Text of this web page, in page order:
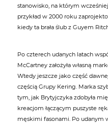
stanowisko, na którym
przykład w 2000 roku
kiedy ta brała ślub z Guyem
Po czterech udanych latach
McCartney założyła własną
Wtedy jeszcze jako część
częścią Grupy Kering. Marka
tym, jak Brytyjczyka zdobyła
kreacjom łączącym puszyste
męskimi fasonami. Po udanym